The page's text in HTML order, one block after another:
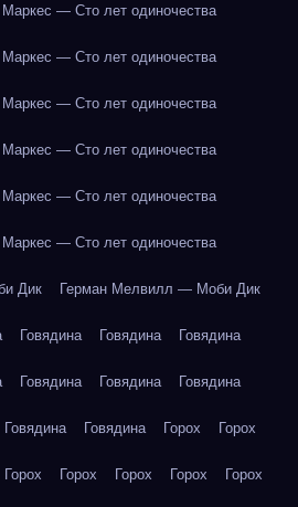
Маркес — Сто лет одиночества
Маркес — Сто лет одиночества
Маркес — Сто лет одиночества
Маркес — Сто лет одиночества
Маркес — Сто лет одиночества
Маркес — Сто лет одиночества
Дик Герман Мелвилл — Моби Дик
Говядина Говядина Говядина
Говядина Говядина Говядина
Говядина Говядина Горох Горох
Горох Горох Горох Горох Горох